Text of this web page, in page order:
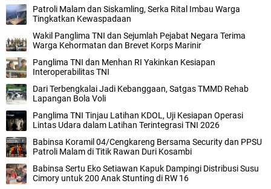
Patroli Malam dan Siskamling, Serka Rital Imbau Warga
Tingkatkan Kewaspadaan
Wakil Panglima TNI dan Sejumlah Pejabat Negara Terima
Warga Kehormatan dan Brevet Korps Marinir
Panglima TNI dan Menhan RI Yakinkan Kesiapan
Interoperabilitas TNI
Dari Terbengkalai Jadi Kebanggaan, Satgas TMMD Rehab
Lapangan Bola Voli
Panglima TNI Tinjau Latihan KDOL, Uji Kesiapan Operasi
Lintas Udara dalam Latihan Terintegrasi TNI 2026
Babinsa Koramil 04/Cengkareng Bersama Security dan PPSU
Patroli Malam di Titik Rawan Duri Kosambi
Babinsa Sertu Eko Setiawan Kapuk Dampingi Distribusi Susu
Cimory untuk 200 Anak Stunting di RW 16